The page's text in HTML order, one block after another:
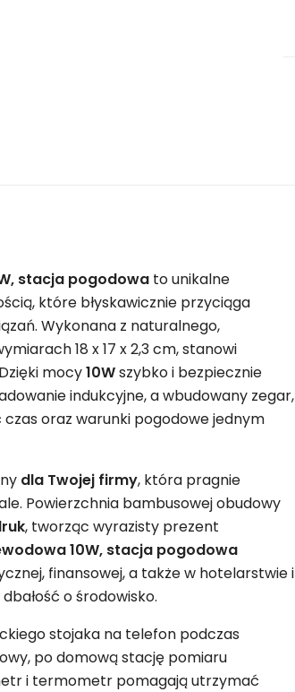
stacja pogodowa to unikalne
które błyskawicznie przyciąga
Wykonana z naturalnego,
18 x 17 x 2,3 cm, stanowi
mocy10Wszybko i bezpiecznie
indukcyjne, a wbudowany zegar,
oraz warunki pogodowe jednym
dla Twojej firmy, która pragnie
Powierzchnia bambusowej obudowy
, tworząc wyrazisty prezent
10W, stacja pogodowa
finansowej, a także w hotelarstwie i
o środowisko.
stojaka na telefon podczas
po domową stację pomiaru
i termometr pomagają utrzymać